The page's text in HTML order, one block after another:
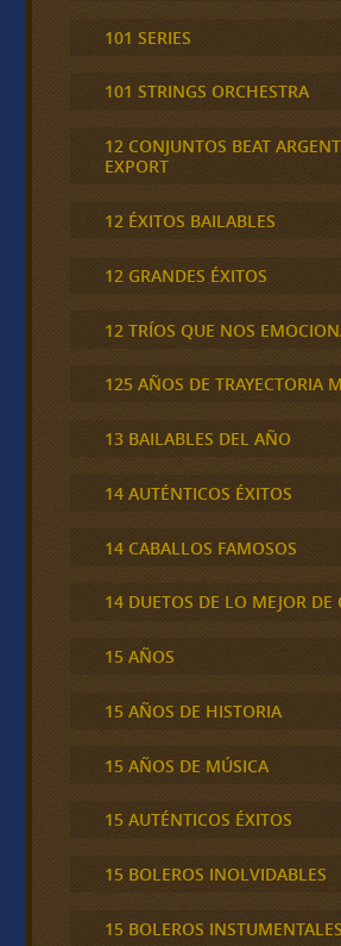
101 SERIES
101 STRINGS ORCHESTRA
12 CONJUNTOS BEAT
EXPORT
12 ÉXITOS BAILABLES
12 GRANDES ÉXITOS
12 TRÍOS QUE NOS
125 AÑOS DE TRAYECTORIA
13 BAILABLES DEL AÑO
14 AUTÉNTICOS ÉXITOS
14 CABALLOS FAMOSOS
14 DUETOS DE LO MEJOR
15 AÑOS
15 AÑOS DE HISTORIA
15 AÑOS DE MÚSICA
15 AUTÉNTICOS ÉXITOS
15 BOLEROS INOLVIDABLES
15 BOLEROS INSTUMENTALES